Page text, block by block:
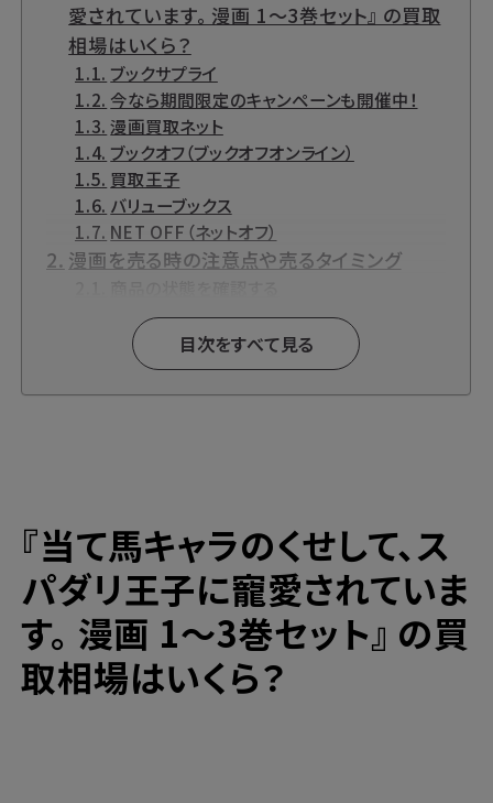
愛されています。 漫画 1～3巻セット』 の買取
相場はいくら？
ブックサプライ
今なら期間限定のキャンペーンも開催中！
漫画買取ネット
ブックオフ（ブックオフオンライン）
買取王子
バリューブックス
NET OFF（ネットオフ）
漫画を売る時の注意点や売るタイミング
まとめて売る
新作は早く売る
『当て馬キャラのくせして、スパダリ王子に寵
愛されています。』とは？
されています。』各種DVD・DVD-BOX【Blu-
ray】買取
漫画買取と言えばブックサプライの宅配買
取！
高価買取ならブックサプライへ
今なら期間限定のキャンペーンも開催中！
目次をすべて見る
『当て馬キャラのくせして、ス
パダリ王子に寵愛されていま
す。 漫画 1～3巻セット』 の買
取相場はいくら？